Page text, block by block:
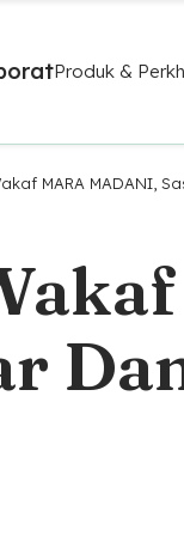
Produk &
MARA MADANI,